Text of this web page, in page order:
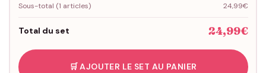
Sous-total (1 articles) 24,99€
Total du set 24,99€
🛒 AJOUTER LE SET AU PANIER